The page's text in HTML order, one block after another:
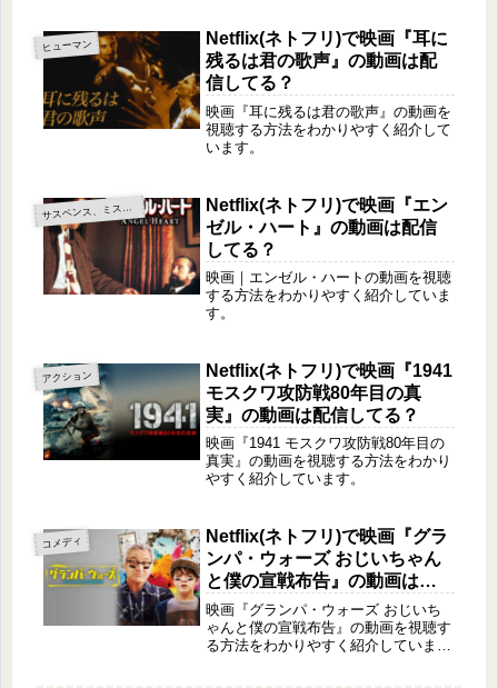
ヒューマン
Netflix(ネトフリ)で映画『耳に
残るは君の歌声』の動画は配
信してる？
映画『耳に残るは君の歌声』の動画を
視聴する方法をわかりやすく紹介して
います。
サ
スペンス、ミステリー
Netflix(ネトフリ)で映画『エン
ゼル・ハート』の動画は配信
してる？
映画｜エンゼル・ハートの動画を視聴
する方法をわかりやすく紹介していま
す。
アクション
Netflix(ネトフリ)で映画『1941
モスクワ攻防戦80年目の真
実』の動画は配信してる？
映画『1941 モスクワ攻防戦80年目の
真実』の動画を視聴する方法をわかり
やすく紹介しています。
コメディ
Netflix(ネトフリ)で映画『グラ
ンパ・ウォーズ おじいちゃん
と僕の宣戦布告』の動画は配
信してる？
映画『グランパ・ウォーズ おじいち
ゃんと僕の宣戦布告』の動画を視聴す
る方法をわかりやすく紹介していま